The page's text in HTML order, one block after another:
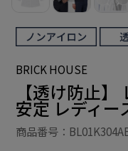
BRICK HOUSE
【透け防止
安定 レディー
商品番号：